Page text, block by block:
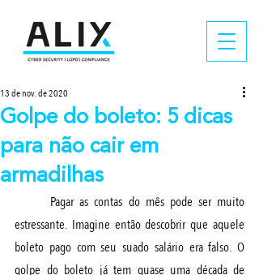
Golpe do boleto: 5 dicas
para não cair em
armadilhas
13 de nov. de 2020
Pagar as contas do mês pode ser muito
estressante. Imagine então descobrir que aquele
boleto pago com seu suado salário era falso. O
golpe do boleto já tem quase uma década de